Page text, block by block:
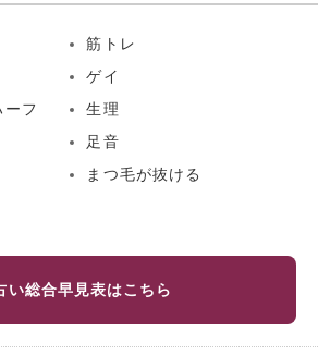
筋トレ
ゲイ
ーフ
生理
足音
まつ毛が抜ける
い総合早見表はこちら